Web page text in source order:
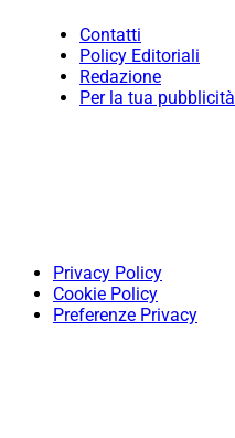
Contatti
Policy Editoriali
Redazione
Per la tua pubblicità
Privacy Policy
Cookie Policy
Preferenze Privacy